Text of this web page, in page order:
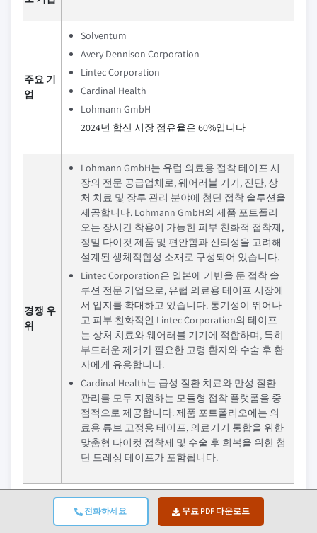
전화하세요 무료 PDF 다운로드
주요 기
업
Solventum
Avery Dennison Corporation
Lintec Corporation
Cardinal Health
Lohmann GmbH
2024년 합산 시장 점유율은 60%입니다
경쟁 우
위
Lohmann GmbH는 유럽 의료용 접착 테이프 시
장의 전문 공급업체로, 웨어러블 기기, 진단, 상
처 치료 및 장루 관리 분야에 첨단 접착 솔루션을
제공합니다. Lohmann GmbH의 제품 포트폴리
오는 장시간 착용이 가능한 피부 친화적 접착제,
정밀 다이컷 제품 및 편안함과 신뢰성을 고려해
설계된 생체적합성 소재로 구성되어 있습니다.
Lintec Corporation은 일본에 기반을 둔 접착 솔
루션 전문 기업으로, 유럽 의료용 테이프 시장에
서 입지를 확대하고 있습니다. 통기성이 뛰어나
고 피부 친화적인 Lintec Corporation의 테이프
는 상처 치료와 웨어러블 기기에 적합하며, 특히
부드러운 제거가 필요한 고령 환자와 수술 후 환
자에게 유용합니다.
Cardinal Health는 급성 질환 치료와 만성 질환
관리를 모두 지원하는 모듈형 접착 플랫폼을 중
점적으로 제공합니다. 제품 포트폴리오에는 의
료용 튜브 고정용 테이프, 의료기기 통합을 위한
맞춤형 다이컷 접착제 및 수술 후 회복을 위한 첨
단 드레싱 테이프가 포함됩니다.
지역 인사이트
최대 시
독일